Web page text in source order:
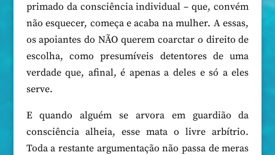
primado da consciência individual – que, convém
não esquecer, começa e acaba na mulher. A essas,
os apoiantes do NÃO querem coarctar o direito de
escolha, como presumíveis detentores de uma
verdade que, afinal, é apenas a deles e só a eles
serve.
E quando alguém se arvora em guardião da
consciência alheia, esse mata o livre arbítrio.
Toda a restante argumentação não passa de meras